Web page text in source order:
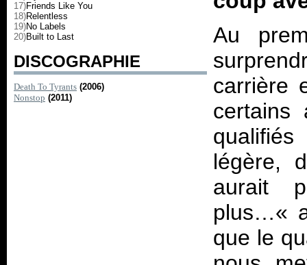
17)Friends Like You
18)Relentless
19)No Labels
20)Built to Last
DISCOGRAPHIE
Death To Tyrants (2006)
Nonstop (2011)
Au
carrière
certains
légère,
aurait
plus…«
que le